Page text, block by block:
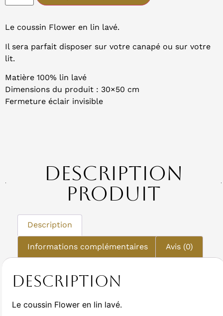
Le coussin Flower en lin lavé.
Il sera parfait disposer sur votre canapé ou sur votre
lit.
Matière 100% lin lavé
Dimensions du produit : 30×50 cm
Fermeture éclair invisible
Description
Produit
Description
Informations complémentaires Avis (0)
Description
Le coussin Flower en lin lavé.